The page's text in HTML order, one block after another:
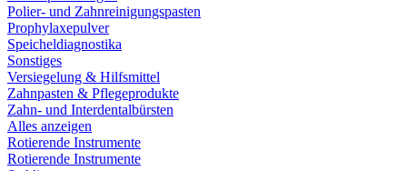
Polier- und Zahnreinigungspasten
Prophylaxepulver
Speicheldiagnostika
Sonstiges
Versiegelung & Hilfsmittel
Zahnpasten & Pflegeprodukte
Zahn- und Interdentalbürsten
Alles anzeigen
Rotierende Instrumente
Rotierende Instrumente